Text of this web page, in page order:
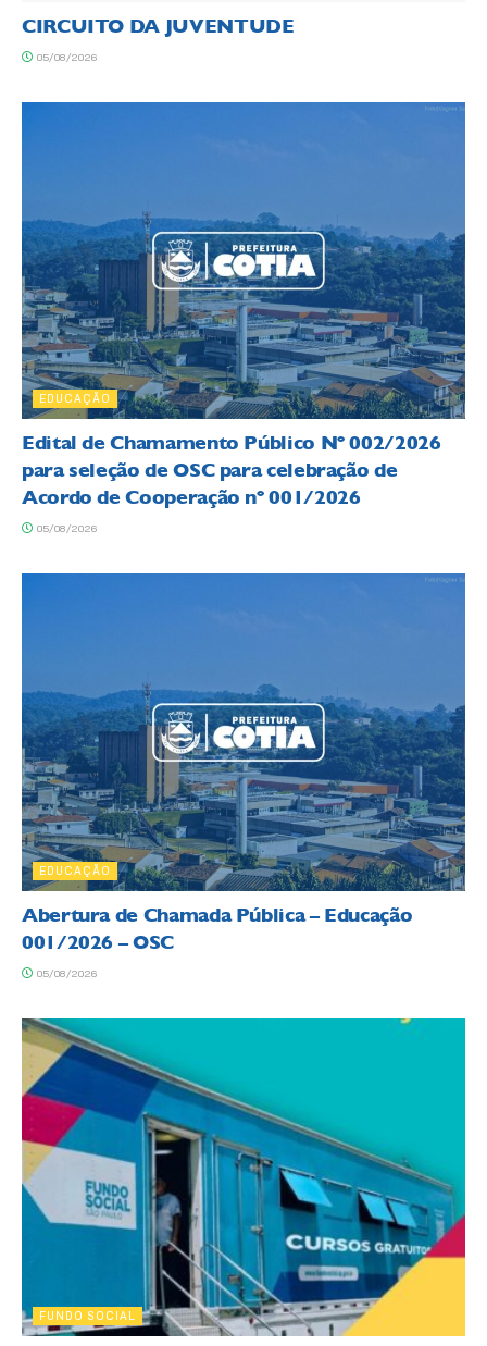
CIRCUITO DA JUVENTUDE
05/08/2026
EDUCAÇÃO
Edital de Chamamento Público Nº 002/2026
para seleção de OSC para celebração de
Acordo de Cooperação nº 001/2026
05/08/2026
EDUCAÇÃO
Abertura de Chamada Pública – Educação
001/2026 – OSC
05/08/2026
FUNDO SOCIAL